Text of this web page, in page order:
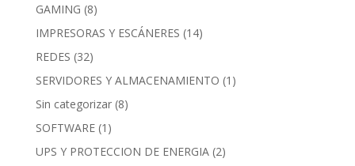
GAMING (8)
IMPRESORAS Y ESCÁNERES (14)
REDES (32)
SERVIDORES Y ALMACENAMIENTO (1)
Sin categorizar (8)
SOFTWARE (1)
UPS Y PROTECCION DE ENERGIA (2)